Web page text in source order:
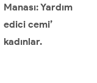
Manası: Yardım
edici cemi’
kadınlar.